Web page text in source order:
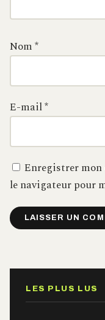
Nom*
E-mail*
Enregistrer mon
le navigateur pour
LES PLUS LUS